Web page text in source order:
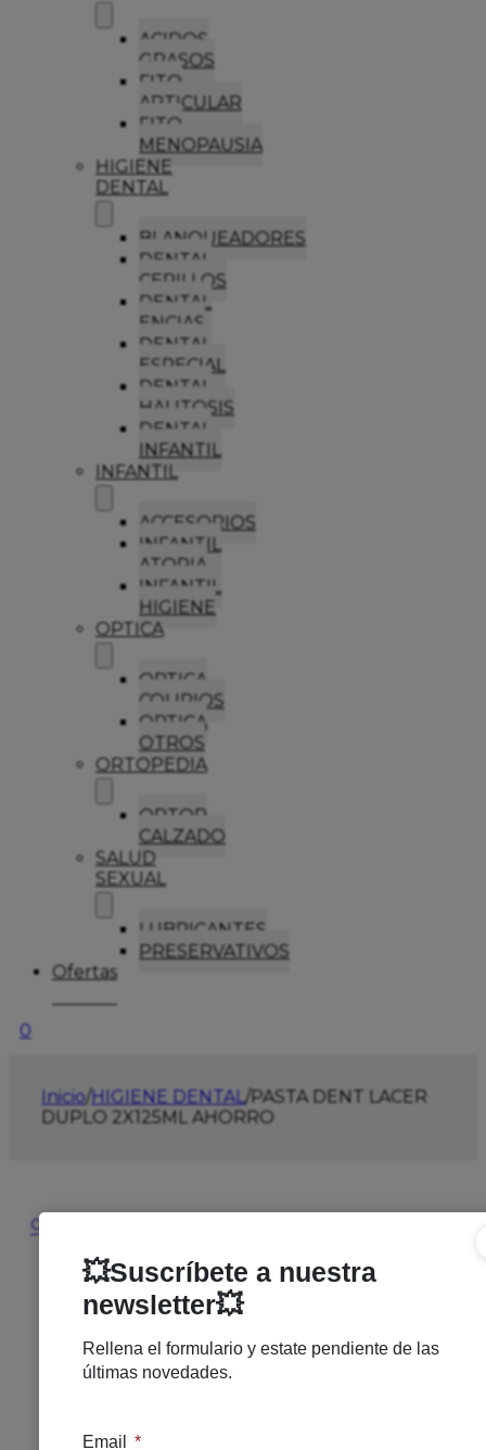
ACIDOS
GRASOS
FITO
ARTICULAR
FITO
MENOPAUSIA
HIGIENE
DENTAL
BLANQUEADORES
DENTAL
CEPILLOS
DENTAL
ENCIAS
DENTAL
ESPECIAL
DENTAL
HALITOSIS
DENTAL
INFANTIL
INFANTIL
ACCESORIOS
INFANTIL
ATOPIA
INFANTIL
HIGIENE
OPTICA
OPTICA
COLIRIOS
OPTICA
OTROS
ORTOPEDIA
ORTOP
CALZADO
SALUD
SEXUAL
LUBRICANTES
PRESERVATIVOS
Ofertas
0
Inicio/HIGIENE DENTAL/PASTA DENT LACER
DUPLO 2X125ML AHORRO
🔍